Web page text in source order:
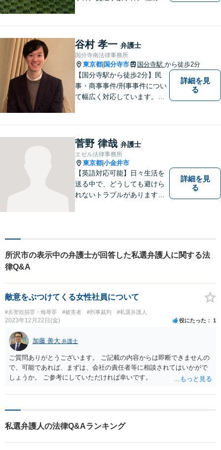
律相談・打ち合わせに力を入
れています。【万全のコロナ
対策】お気軽にご相談くださ
い。
谷村 孝一 弁護士
国分寺南法律事務所
東京都 国分寺市 国分寺駅 から徒歩2分
【国分寺駅から徒歩2分】民
事・商事事件/刑事事件につい
て幅広く対応しています。ま
詳細を見
る
菅野 律哉 弁護士
エゼル法律事務所
東京都 小金井市
【英語対応可能】日々生活を
送る中で、どうしても避けら
れないトラブルがあります。
ます。 まずはお気軽にご相談
詳細を見
る
所沢市の表示中の弁護士が回答した私選弁護人に関する法
律Q&A
敵意をぶつけてくる女性社員について
#名誉毀損罪・侮辱罪 #被害者 #刑事裁判 #私選弁護人
2023年12月22日(金) 役にたった 1
加藤 善大 弁護士
ご質問ありがとうございます。 ご記載の内容からは即断できませんの
で、可能であれば、まずは、会社の責任者等に相談されてはいかがで
しょうか。 ご参考にしていただければ幸いです。
私選弁護人の法律Q&Aランキング